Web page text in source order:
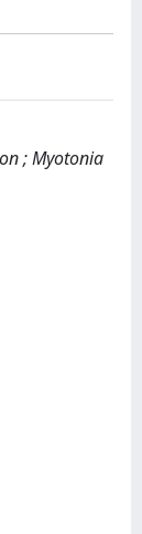
; Myotonia